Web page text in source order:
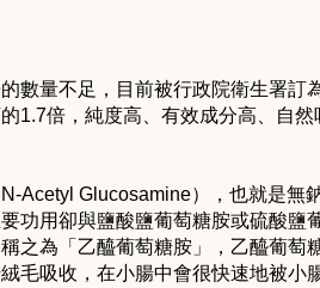
數量不足，目前被行政院衛生署訂
1.7倍，純度高、有效成分高、自
Acetyl Glucosamine），也就是無
功用卻與鹽酸鹽葡萄糖胺或硫酸鹽
之為「乙醯葡萄糖胺」，乙醯葡萄
毛吸收，在小腸中會很快速地被小